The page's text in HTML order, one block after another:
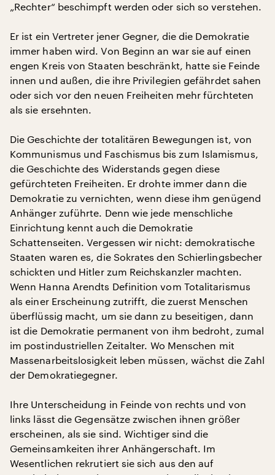
„Rechter“ beschimpft werden oder sich so verstehen.
Er ist ein Vertreter jener Gegner, die die Demokratie
immer haben wird. Von Beginn an war sie auf einen
engen Kreis von Staaten beschränkt, hatte sie Feinde
innen und außen, die ihre Privilegien gefährdet sahen
oder sich vor den neuen Freiheiten mehr fürchteten
als sie ersehnten.
Die Geschichte der totalitären Bewegungen ist, von
Kommunismus und Faschismus bis zum Islamismus,
die Geschichte des Widerstands gegen diese
gefürchteten Freiheiten. Er drohte immer dann die
Demokratie zu vernichten, wenn diese ihm genügend
Anhänger zuführte. Denn wie jede menschliche
Einrichtung kennt auch die Demokratie
Schattenseiten. Vergessen wir nicht: demokratische
Staaten waren es, die Sokrates den Schierlingsbecher
schickten und Hitler zum Reichskanzler machten.
Wenn Hanna Arendts Definition vom Totalitarismus
als einer Erscheinung zutrifft, die zuerst Menschen
überflüssig macht, um sie dann zu beseitigen, dann
ist die Demokratie permanent von ihm bedroht, zumal
im postindustriellen Zeitalter. Wo Menschen mit
Massenarbeitslosigkeit leben müssen, wächst die Zahl
der Demokratiegegner.
Ihre Unterscheidung in Feinde von rechts und von
links lässt die Gegensätze zwischen ihnen größer
erscheinen, als sie sind. Wichtiger sind die
Gemeinsamkeiten ihrer Anhängerschaft. Im
Wesentlichen rekrutiert sie sich aus den auf